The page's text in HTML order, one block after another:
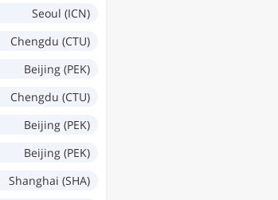
Seoul (ICN)
Chengdu (CTU)
Beijing (PEK)
Chengdu (CTU)
Beijing (PEK)
Beijing (PEK)
Shanghai (SHA)